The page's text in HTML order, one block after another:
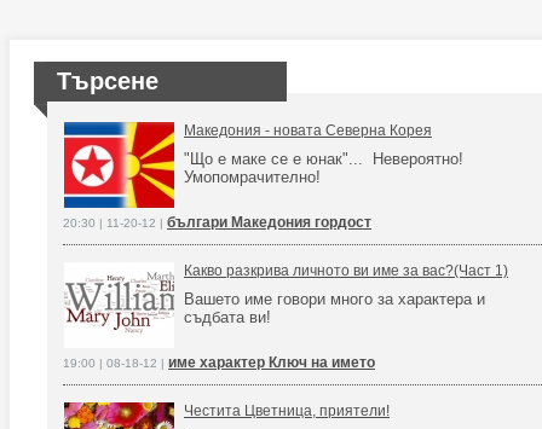
Търсене
Македония - новата Северна Корея
"Що е маке се е юнак"... Невероятно!
Умопомрачително!
20:30 | 11-20-12 | българи Македония гордост
Какво разкрива личното ви име за вас?(Част 1)
Вашето име говори много за характера и
съдбата ви!
19:00 | 08-18-12 | име характер Ключ на името
Честита Цветница, приятели!